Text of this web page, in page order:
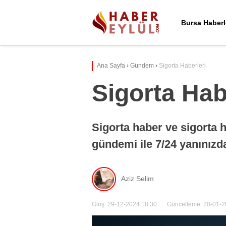
Bursa
Ana Sayfa › Gündem › Sigorta Haberleri
Sigorta
Sigorta haber ve sigorta
gündemi ile 7/24
Aziz Selim
Giriş: 29-12-2024 18:30 Güncelleme: 20-01-